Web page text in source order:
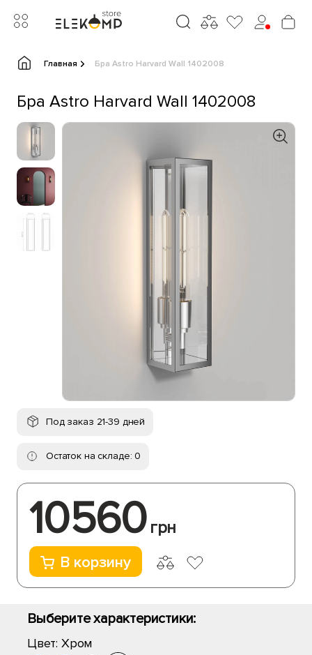
Главная Бра Astro Harvard Wall 1402008
Бра Astro Harvard Wall 1402008
Под заказ 21-39 дней
Остаток на складе: 0
10560 грн
В корзину
Выберите характеристики:
Цвет: Хром